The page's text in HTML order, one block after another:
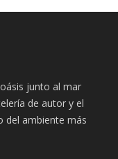
junto al mar
de autor y el
del ambiente más